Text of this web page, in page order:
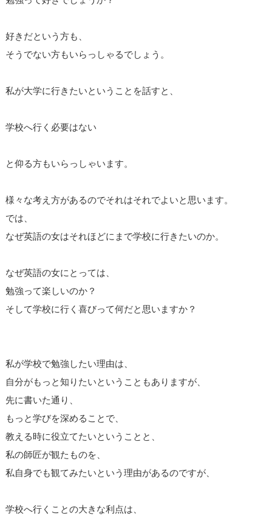
好きだという方も、
そうでない方もいらっしゃるでしょう。
私が大学に行きたいということを話すと、
学校へ行く必要はない
と仰る方もいらっしゃいます。
様々な考え方があるのでそれはそれでよいと思います。
では、
なぜ英語の女はそれほどにまで学校に行きたいのか。
なぜ英語の女にとっては、
勉強って楽しいのか？
そして学校に行く喜びって何だと思いますか？
私が学校で勉強したい理由は、
自分がもっと知りたいということもありますが、
先に書いた通り、
もっと学びを深めることで、
教える時に役立てたいということと、
私の師匠が観たものを、
私自身でも観てみたいという理由があるのですが、
学校へ行くことの大きな利点は、